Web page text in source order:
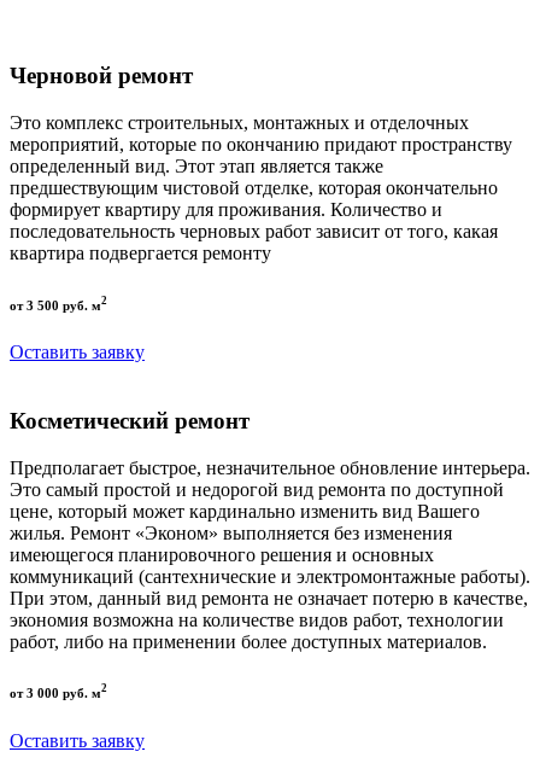
Черновой ремонт
Это комплекс строительных, монтажных и отделочных
мероприятий, которые по окончанию придают пространству
определенный вид. Этот этап является также
предшествующим чистовой отделке, которая окончательно
формирует квартиру для проживания. Количество и
последовательность черновых работ зависит от того, какая
квартира подвергается ремонту
от 3 500 руб. м2
Оставить заявку
Косметический ремонт
Предполагает быстрое, незначительное обновление интерьера.
Это самый простой и недорогой вид ремонта по доступной
цене, который может кардинально изменить вид Вашего
жилья. Ремонт «Эконом» выполняется без изменения
имеющегося планировочного решения и основных
коммуникаций (сантехнические и электромонтажные работы).
При этом, данный вид ремонта не означает потерю в качестве,
экономия возможна на количестве видов работ, технологии
работ, либо на применении более доступных материалов.
от 3 000 руб. м2
Оставить заявку